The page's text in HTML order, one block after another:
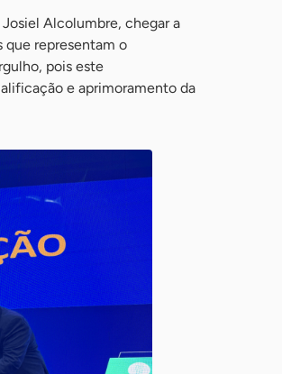
Alcolumbre, chegar a
que representam o
pois este
e aprimoramento da